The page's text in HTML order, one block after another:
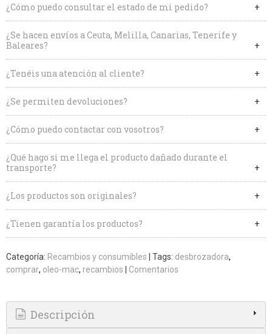
¿Cómo puedo consultar el estado de mi pedido?
¿Se hacen envíos a Ceuta, Melilla, Canarias, Tenerife y
Baleares?
¿Tenéis una atención al cliente?
¿Se permiten devoluciones?
¿Cómo puedo contactar con vosotros?
¿Qué hago si me llega el producto dañado durante el
transporte?
¿Los productos son originales?
¿Tienen garantía los productos?
Categoría: Recambios y consumibles Tags: desbrozadora
comprar oleo-mac recambios Comentarios
Descripción